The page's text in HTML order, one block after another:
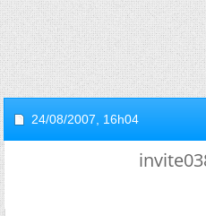
24/08/2007, 16h04